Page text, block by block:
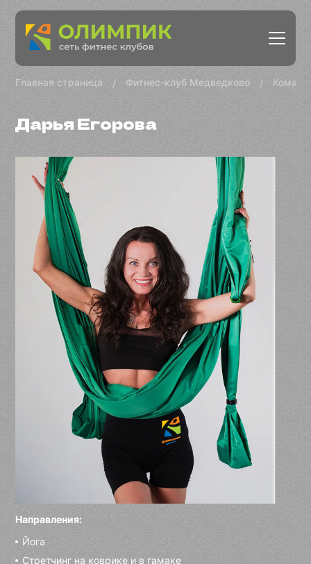
Главная страница Фитнес-клуб Медведково
Дарья Егорова
Направления:
Йога
Стретчинг на коврике и в гамаке